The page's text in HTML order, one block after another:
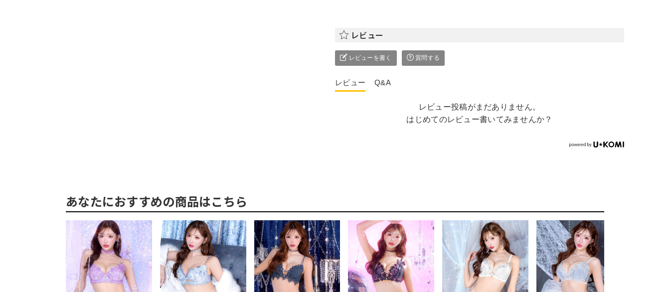
レビュー
レビューを書く 質問する
レビュー Q&A
レビュー投稿がまだありません。
はじめてのレビュー書いてみませんか？
あなたにおすすめの商品はこちら